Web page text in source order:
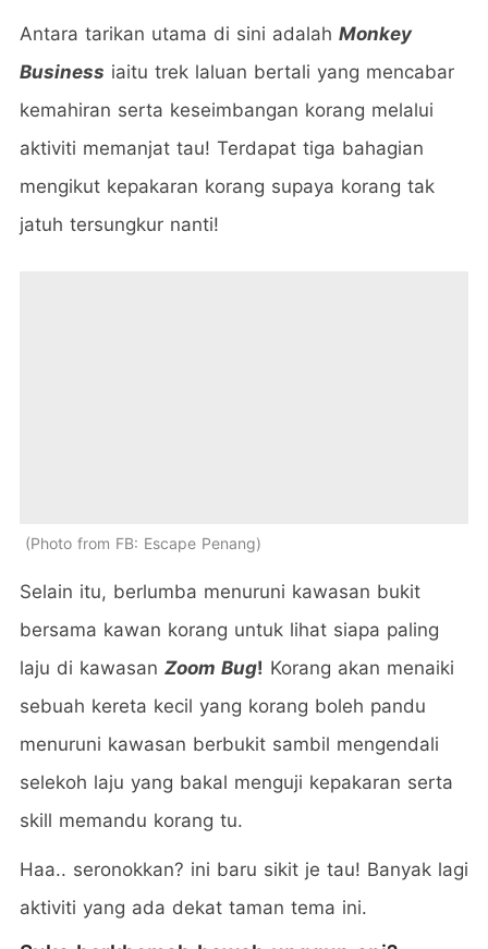
Antara tarikan utama di sini adalah Monkey
Business iaitu trek laluan bertali yang mencabar
kemahiran serta keseimbangan korang melalui
aktiviti memanjat tau! Terdapat tiga bahagian
mengikut kepakaran korang supaya korang tak
jatuh tersungkur nanti!
Photo from FB: Escape Penang
Selain itu, berlumba menuruni kawasan bukit
bersama kawan korang untuk lihat siapa paling
laju di kawasan Zoom Bug! Korang akan menaiki
sebuah kereta kecil yang korang boleh pandu
menuruni kawasan berbukit sambil mengendali
selekoh laju yang bakal menguji kepakaran serta
skill memandu korang tu.
Haa.. seronokkan? ini baru sikit je tau! Banyak lagi
aktiviti yang ada dekat taman tema ini.